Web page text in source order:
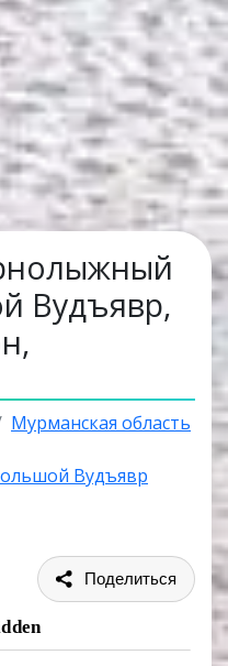
Вудъявр,
Мурманская область
Вудъявр
Поделиться